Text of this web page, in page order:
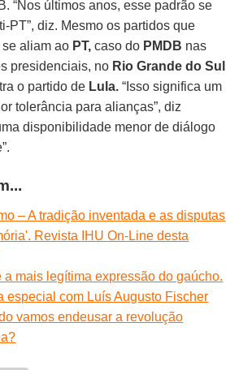
“Nos últimos anos, esse padrão se
PT”, diz. Mesmo os partidos que
aliam ao PT, caso do PMDB nas
presidenciais, no Rio Grande do Sul
o partido de Lula. “Isso significa um
tolerância para alianças”, diz
disponibilidade menor de diálogo
– A tradição inventada e as disputas
Revista IHU On-Line desta
a mais legítima expressão do gaúcho.
especial com Luís Augusto Fischer
vamos endeusar a revolução